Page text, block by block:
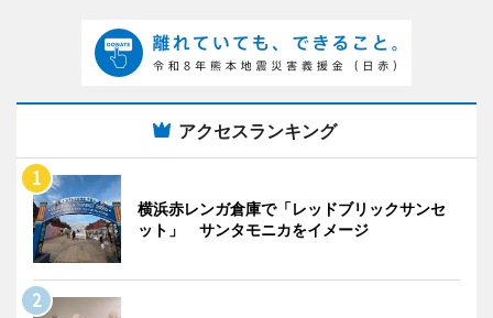
アクセスランキング
横浜赤レンガ倉庫で「レッドブリックサンセ
ット」 サンタモニカをイメージ